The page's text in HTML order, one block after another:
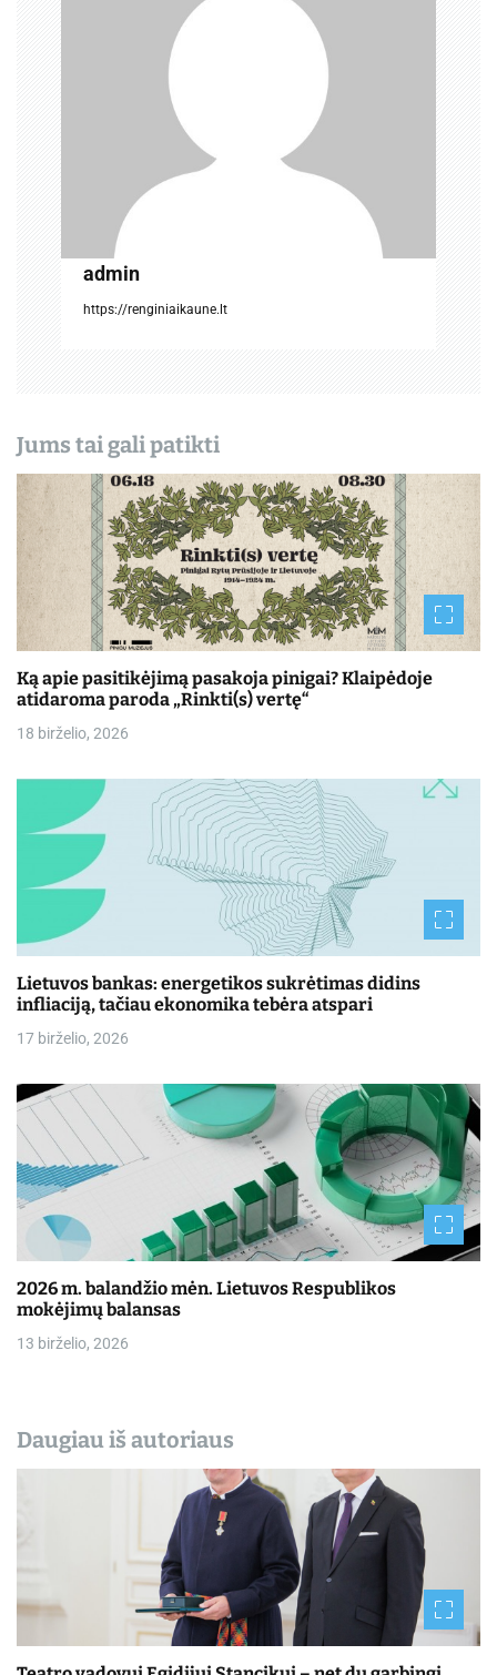
admin
https://renginiaikaune.lt
Jums tai gali patikti
Ką apie pasitikėjimą pasakoja pinigai? Klaipėdoje
atidaroma paroda „Rinkti(s) vertę“
18 birželio, 2026
Lietuvos bankas: energetikos sukrėtimas didins
infliaciją, tačiau ekonomika tebėra atspari
17 birželio, 2026
2026 m. balandžio mėn. Lietuvos Respublikos
mokėjimų balansas
13 birželio, 2026
Daugiau iš autoriaus